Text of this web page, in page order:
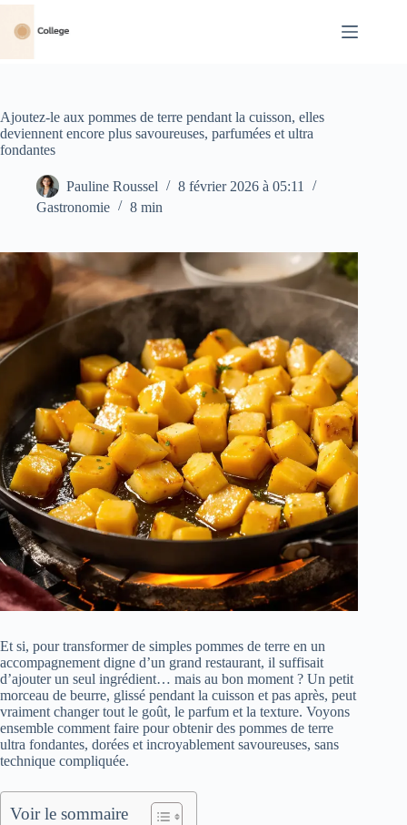
Passer
contenu
Ajoutez-le aux pommes de terre pendant la cuisson, elles
deviennent encore plus savoureuses, parfumées et ultra
fondantes
Pauline Roussel
8 février 2026 à 05:11
Gastronomie
8 min
Et si, pour transformer de simples pommes de terre en un
accompagnement digne d’un grand restaurant, il suffisait
d’ajouter un seul ingrédient… mais au bon moment ? Un petit
morceau de beurre, glissé pendant la cuisson et pas après, peut
vraiment changer tout le goût, le parfum et la texture. Voyons
ensemble comment faire pour obtenir des pommes de terre
ultra fondantes, dorées et incroyablement savoureuses, sans
technique compliquée.
Voir le sommaire